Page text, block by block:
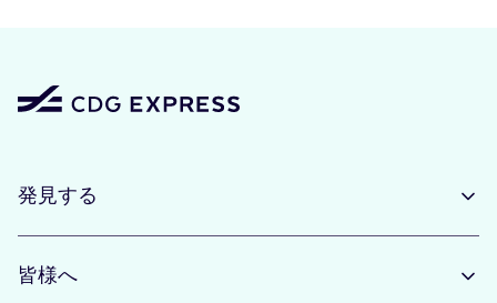
発見する
皆様へ